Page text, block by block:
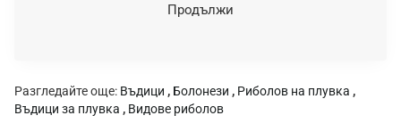
Продължи
Разгледайте още: Въдици , Болонези , Риболов на плувка ,
Въдици за плувка , Видове риболов